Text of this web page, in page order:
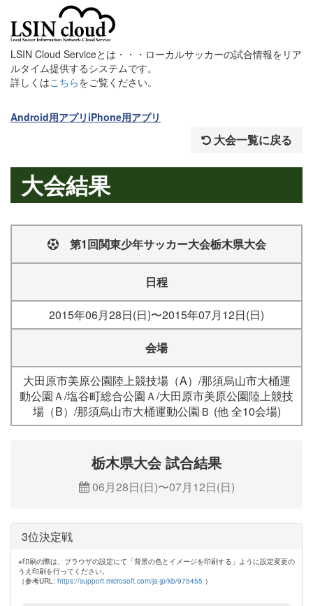
LSIN Cloud Serviceとは・・・ローカルサッカーの試合情報をリア
ルタイム提供するシステムです。
詳しくはこちらをご覧ください。
Android用アプリ iPhone用アプリ
大会一覧に戻る
大会結果
第1回関東少年サッカー大会栃木県大会
日程
2015年06月28日(日)〜2015年07月12日(日)
会場
大田原市美原公園陸上競技場（A）/那須烏山市大桶運
動公園Ａ/塩谷町総合公園Ａ/大田原市美原公園陸上競技
場（B）/那須烏山市大桶運動公園Ｂ (他 全10会場)
栃木県大会 試合結果
06月28日(日)〜07月12日(日)
3位決定戦
※印刷の際は、ブラウザの設定にて「背景の色とイメージを印刷する」ように設定変更の
うえ印刷を行ってください。
（参考URL: https://support.microsoft.com/ja-jp/kb/975455 ）